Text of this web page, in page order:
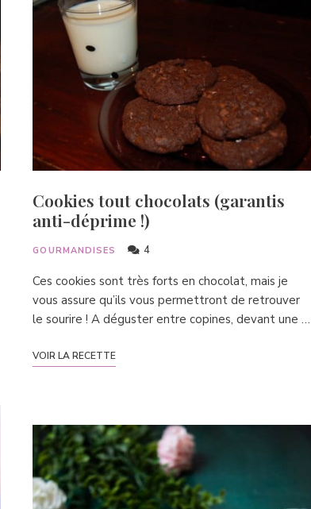
Cookies tout chocolats (garantis
anti-déprime !)
GOURMANDISES 4
Ces cookies sont très forts en chocolat, mais je
vous assure qu’ils vous permettront de retrouver
le sourire ! A déguster entre copines, devant une …
VOIR LA RECETTE